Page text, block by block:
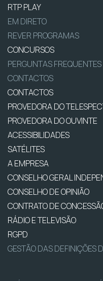
RTP PLAY
EM DIRETO
REVER PROGRAMAS
CONCURSOS
PERGUNTAS FREQUENTES
CONTACTOS
CONTACTOS
PROVEDORA DO
PROVEDORA DO OUVINTE
ACESSIBILIDADES
SATÉLITES
A EMPRESA
CONSELHO GERAL
CONSELHO DE OPINIÃO
CONTRATO DE
RÁDIO E TELEVISÃO
RGPD
GESTÃO DAS DEFINIÇÕES